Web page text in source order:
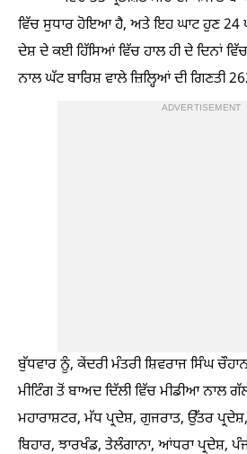
ਵਿੱਚ ਸੁਧਾਰ ਹੋਇਆ ਹੈ, ਅਤੇ ਇਹ ਘਾਟ ਹੁਣ 24
ਦੇਸ਼ ਦੇ ਕਈ ਹਿੱਸਿਆਂ ਵਿੱਚ ਹਾਲ ਹੀ ਦੇ ਦਿਨਾਂ
ਨਾਲ ਘੱਟ ਬਾਰਿਸ਼ ਵਾਲੇ ਜ਼ਿਲ੍ਹਿਆਂ ਦੀ ਗਿਣਤੀ
ADVERTISEMENT
ਬੁੱਧਵਾਰ ਨੂੰ, ਕੇਂਦਰੀ ਮੰਤਰੀ ਸ਼ਿਵਰਾਜ ਸਿੰਘ
ਮੀਟਿੰਗ ਤੋਂ ਬਾਅਦ ਦਿੱਲੀ ਵਿੱਚ ਮੀਡੀਆ ਨਾਲ
ਮਹਾਰਾਸ਼ਟਰ, ਮੱਧ ਪ੍ਰਦੇਸ਼, ਗੁਜਰਾਤ, ਉੱਤਰ
ਬਿਹਾਰ, ਝਾਰਖੰਡ, ਤੇਲੰਗਾਨਾ, ਆਂਧਰਾ ਪ੍ਰਦੇਸ਼,